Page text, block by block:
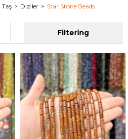
Taş Diziler Star Stone Beads
Filtering